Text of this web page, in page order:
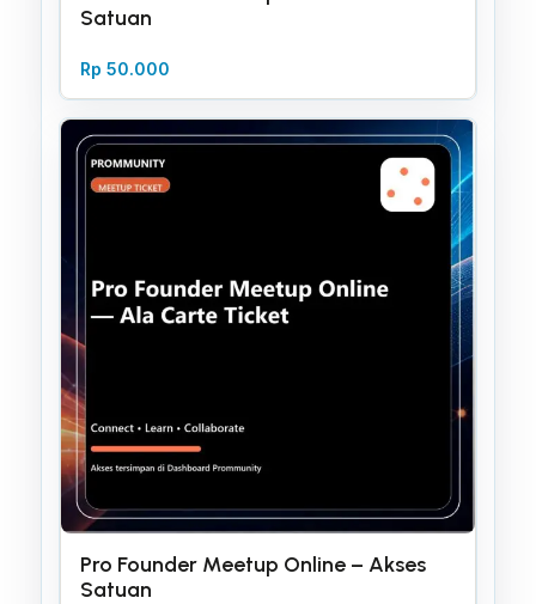
Satuan
Rp 50.000
Pro Founder Meetup Online – Akses
Satuan